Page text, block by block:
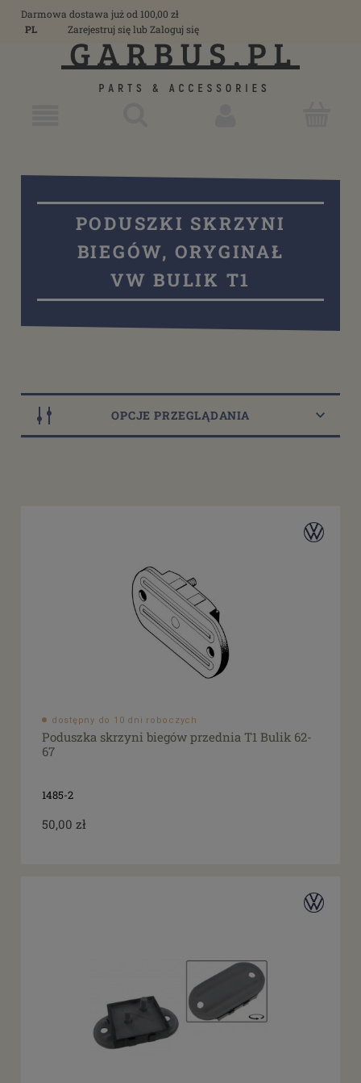
Darmowa dostawa już od 100,00 zł
PL
Zarejestruj sięlub Zaloguj się
PODUSZKI SKRZYNI
BIEGÓW, ORYGINAŁ
VW BULIK T1
OPCJE PRZEGLĄDANIA
filtruj
dostępny do 10 dni roboczych
Poduszka skrzyni biegów przednia T1 Bulik 62-
67
1485-2
50,00 zł